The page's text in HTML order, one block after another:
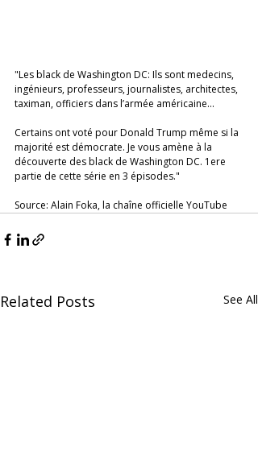
"Les black de Washington DC: Ils sont medecins,
ingénieurs, professeurs, journalistes, architectes,
taximan, officiers dans l’armée américaine...
Certains ont voté pour Donald Trump même si la
majorité est démocrate. Je vous amène à la
découverte des black de Washington DC. 1ere
partie de cette série en 3 épisodes."
Source: Alain Foka, la chaîne officielle YouTube
Related Posts See All